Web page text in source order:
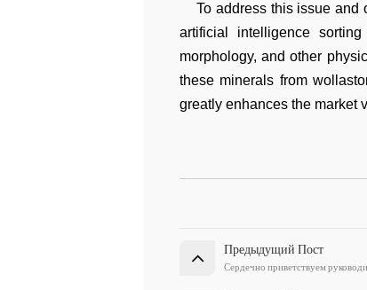
To address this issue and
artificial intelligence
morphology, and other
these minerals from
greatly enhances the market
Предыдущий Пост
Сердечно приветствуем